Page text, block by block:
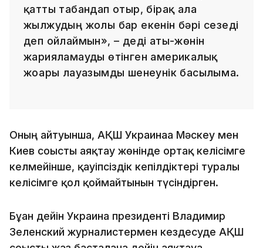
қатты табандап отыр, бірақ алға
жылжудың жолы бар екенін бәрі сезеді
деп ойлаймын», – деді аты-жөнін
жарияламауды өтінген америкалық
жоғары лауазымды шенеунік басылымға.
Оның айтуынша, АҚШ Украинаға Мәскеу мен
Киев соғысты аяқтау жөнінде ортақ келісімге
келмейінше, қауіпсіздік кепілдіктері туралы
келісімге қол қоймайтынын түсіндірген.
Бұған дейін Украина президенті Владимир
Зеленский журналистермен кездесуде АҚШ